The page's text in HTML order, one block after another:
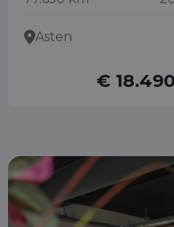
Asten
€ 18.490